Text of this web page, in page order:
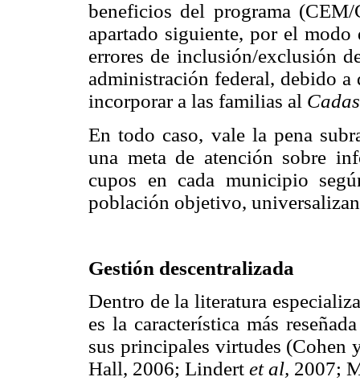
beneficios del programa
apartado siguiente, por el
errores de inclusión/exclusión
administración federal, debido
incorporar a las familias al
En todo caso, vale la pena
una meta de atención sobre
cupos en cada municipio
población objetivo,
Gestión descentralizada
Dentro de la literatura
es la característica más
sus principales virtudes (Cohen
Hall, 2006; Lindert et al, 2007;